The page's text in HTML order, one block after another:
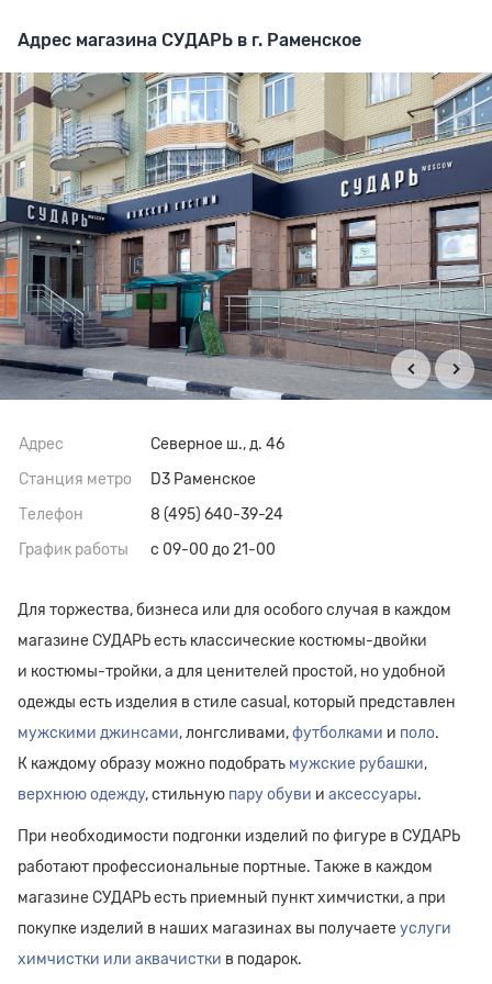
Адрес магазина СУДАРЬ в г. Раменское
Адрес
Северное ш., д. 46
Станция метро
D3 Раменское
Телефон
8 (495) 640-39-24
График работы
с 09-00 до 21-00
Для торжества, бизнеса или для особого случая в каждом
магазине СУДАРЬ есть классические костюмы-двойки
и костюмы-тройки, а для ценителей простой, но удобной
одежды есть изделия в стиле casual, который представлен
мужскими джинсами, лонгсливами,футболками и поло.
К каждому образу можно подобрать мужские рубашки,
верхнюю одежду, стильную пару обуви и аксессуары.
При необходимости подгонки изделий по фигуре в СУДАРЬ
работают профессиональные портные. Также в каждом
магазине СУДАРЬ есть приемный пункт химчистки, а при
покупке изделий в наших магазинах вы получаетеуслуги
химчистки или аквачистки в подарок.